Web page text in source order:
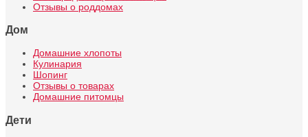
Отзывы о роддомах
Дом
Домашние хлопоты
Кулинария
Шопинг
Отзывы о товарах
Домашние питомцы
Дети